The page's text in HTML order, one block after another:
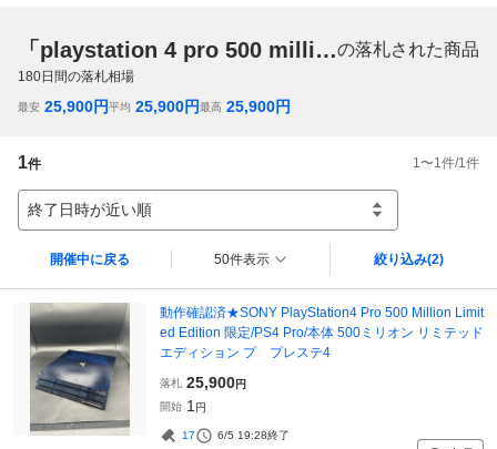
「playstation 4 pro 500 million limited」の落札された商品
180日間の落札相場
最安 25,900円平均 25,900円最高 25,900円
1件 1 〜1 件/1 件
終了日時が近い順
開催中に戻る 50件表示 絞り込み(2)
動作確認済★SONY PlayStation4 Pro 500 Million Limit
ed Edition 限定/PS4 Pro/本体 500ミリオン リミテッド
エディション プ プレステ4
落札 25,900円
開始 1 円
17 6/5 19:28終了